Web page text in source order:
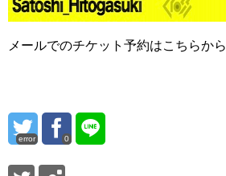
メールでのチケット予約はこちらから
error 0